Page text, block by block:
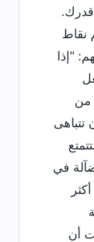
نقاط
"إذا
من
تتباهى
في
أن